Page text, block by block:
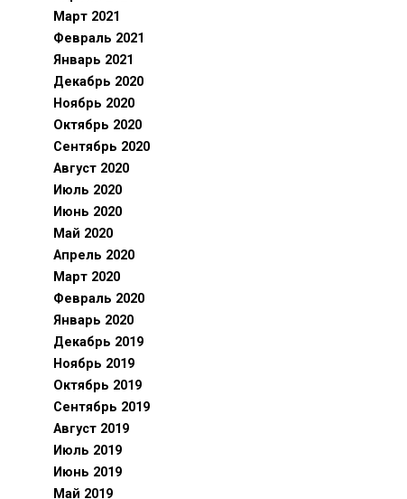
Март 2021
Февраль 2021
Январь 2021
Декабрь 2020
Ноябрь 2020
Октябрь 2020
Сентябрь 2020
Август 2020
Июль 2020
Июнь 2020
Май 2020
Апрель 2020
Март 2020
Февраль 2020
Январь 2020
Декабрь 2019
Ноябрь 2019
Октябрь 2019
Сентябрь 2019
Август 2019
Июль 2019
Июнь 2019
Май 2019